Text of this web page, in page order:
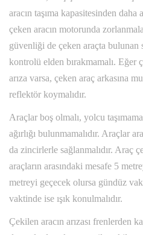
aracın taşıma kapasitesinden
çeken aracın motorunda
güvenliği de çeken araçta
kontrolü elden bırakmamalı. Eğer
arıza varsa, çeken araç arkasına
reflektör koymalıdır.
Araçlar boş olmalı, yolcu
ağırlığı bulunmamalıdır. Araçlar
da zincirlerle sağlanmalıdır. Araç
araçların arasındaki mesafe 5
metreyi geçecek olursa gündüz
vaktinde ise ışık konulmalıdır.
Çekilen aracın arızası frenlerden